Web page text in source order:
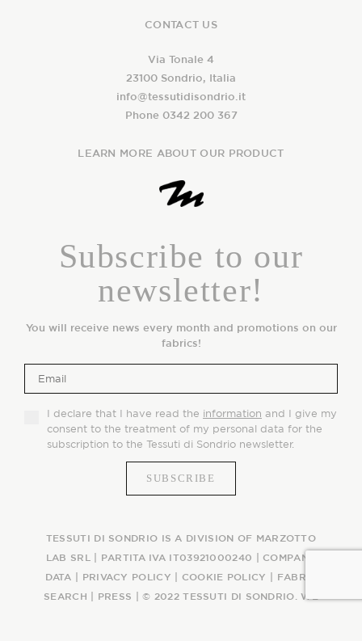
CONTACT US
Via Tonale 4
23100 Sondrio, Italia
info@tessutidisondrio.it
Phone 0342 200 367
LEARN MORE ABOUT OUR PRODUCT
Subscribe to our
newsletter!
You will receive news every month and promotions on our
fabrics!
I declare that I have read the information and I give my
consent to the treatment of my personal data for the
subscription to the Tessuti di Sondrio newsletter.
TESSUTI DI SONDRIO IS A DIVISION OF MARZOTTO
LAB SRL | PARTITA IVA IT03921000240 | COMPANY
DATA
PRIVACY POLICY COOKIE POLICY
FABRIC
SEARCH
PRESS | © 2022 TESSUTI DI SONDRIO. WE